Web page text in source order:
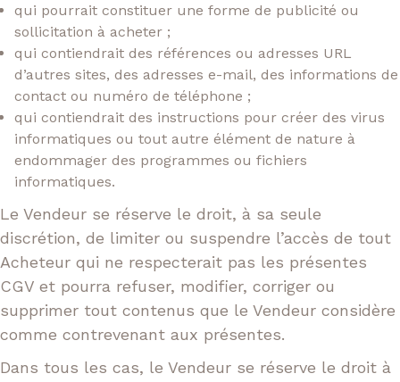
qui pourrait constituer une forme de publicité ou
sollicitation à acheter ;
qui contiendrait des références ou adresses URL
d’autres sites, des adresses e-mail, des informations de
contact ou numéro de téléphone ;
qui contiendrait des instructions pour créer des virus
informatiques ou tout autre élément de nature à
endommager des programmes ou fichiers
informatiques.
Le Vendeur se réserve le droit, à sa seule
discrétion, de limiter ou suspendre l’accès de tout
Acheteur qui ne respecterait pas les présentes
CGV et pourra refuser, modifier, corriger ou
supprimer tout contenus que le Vendeur considère
comme contrevenant aux présentes.
Dans tous les cas, le Vendeur se réserve le droit à